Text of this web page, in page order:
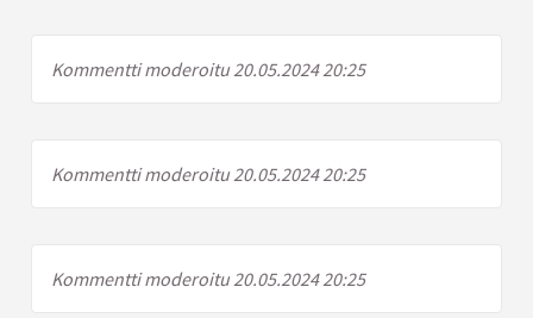
Kommentti moderoitu 20.05.2024 20:25
Kommentti moderoitu 20.05.2024 20:25
Kommentti moderoitu 20.05.2024 20:25